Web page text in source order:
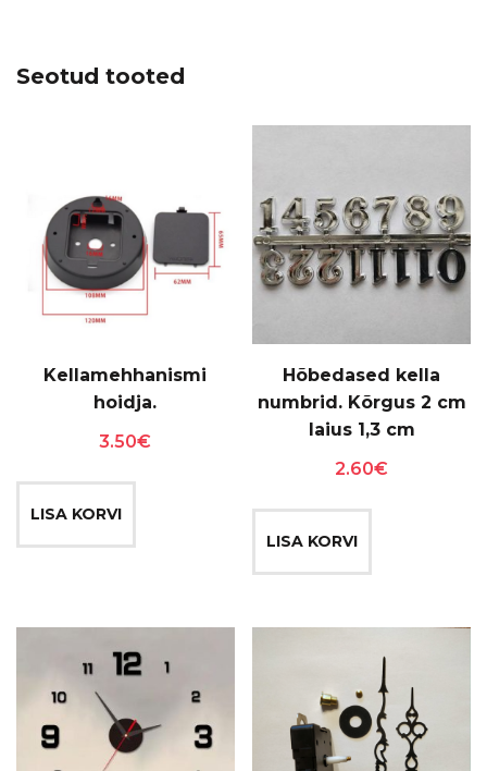
Seotud tooted
Kellamehhanismi
hoidja.
3.50€
LISA KORVI
Hõbedased kella
numbrid. Kõrgus 2 cm
laius 1,3 cm
2.60€
LISA KORVI